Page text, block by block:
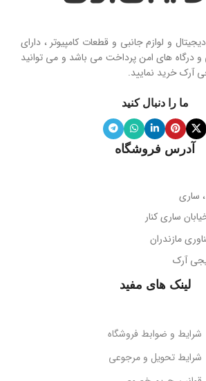
و لوازم جانبی و قطعات کامپیوتر ، دارای
و درگاه های امن پرداخت می باشد و می توانید
آرک خرید نمایید.
ما را دنبال کنید
آدرس فروشگاه
، ساری
ساری کنار
مازندران
آرک
لینک های مفید
شرایط و ضوابط فروشگاه
شرایط تحویل و مرجوعی